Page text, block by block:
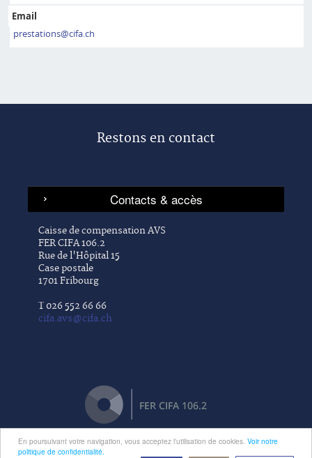
Email
prestations@cifa.ch
Restons en contact
Caisse de compensation AVS
FER CIFA 106.2
Rue de l'Hôpital 15
Case postale
1701 Fribourg
T 026 552 66 66
cifa.avs@cifa.ch
En poursuivant votre navigation, vous acceptez l'utilisation de cookies. Voir notre
politique de confidentialité.